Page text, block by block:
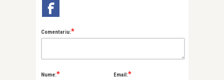
Comentariu:*
Nume:* Email:*